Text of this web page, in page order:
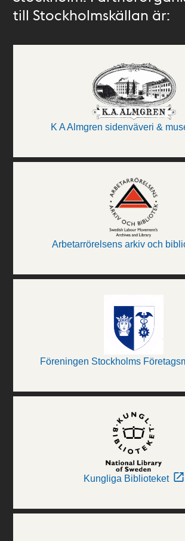
till Stockholmskällan är:
K A Almgren sidenväveri &
Arbetarrörelsens arkiv och
Föreningen Stockholms
Kungliga Biblioteket